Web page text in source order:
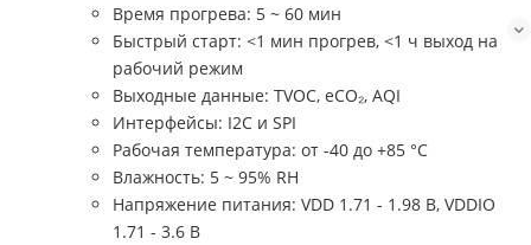
Время прогрева: 5 ~ 60 мин
Быстрый старт: <1 мин прогрев, <1 ч выход на
рабочий режим
Выходные данные: TVOC, eCO₂, AQI
Интерфейсы: I2C и SPI
Рабочая температура: от -40 до +85 °C
Влажность: 5 ~ 95% RH
Напряжение питания: VDD 1.71 - 1.98 В, VDDIO
1.71 - 3.6 В